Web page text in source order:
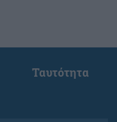
Ταυτότητα